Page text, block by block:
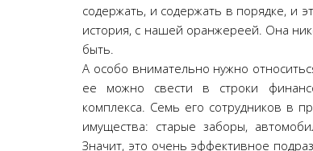
содержать, и содержать в порядке, и
история, с нашей оранжереей. Она
быть.
А особо внимательно нужно
ее можно свести в строки
комплекса. Семь его сотрудников в
имущества: старые заборы,
Значит, это очень эффективное